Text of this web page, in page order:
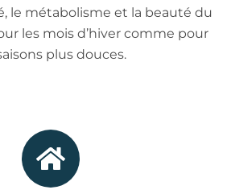
le métabolisme et la beauté du
les mois d’hiver comme pour
plus douces.